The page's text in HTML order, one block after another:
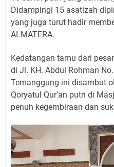
Didampingi 15 asatizah
yang juga turut hadir
ALMATERA.
Kedatangan tamu dari
di Jl. KH. Abdul Rohman
Temanggung ini disambut
Qoryatul Qur’an putri di
penuh kegembiraan dan